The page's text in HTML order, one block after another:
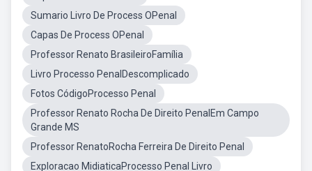
Sumario Livro De Process OPenal
Capas De Process OPenal
Professor Renato BrasileiroFamília
Livro Processo PenalDescomplicado
Fotos CódigoProcesso Penal
Professor Renato Rocha De Direito PenalEm Campo
Grande MS
Professor RenatoRocha Ferreira De Direito Penal
Exploracao MidiaticaProcesso Penal Livro